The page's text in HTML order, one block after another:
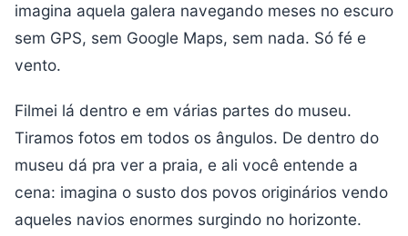
imagina aquela galera navegando meses no escuro
sem GPS, sem Google Maps, sem nada. Só fé e
vento.
Filmei lá dentro e em várias partes do museu.
Tiramos fotos em todos os ângulos. De dentro do
museu dá pra ver a praia, e ali você entende a
cena: imagina o susto dos povos originários vendo
aqueles navios enormes surgindo no horizonte.